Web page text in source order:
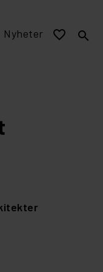
Nyheter favorite_border search